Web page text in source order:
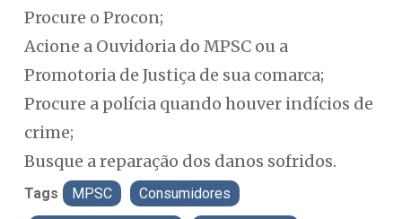
Procure o Procon;
Acione a Ouvidoria do MPSC ou a
Promotoria de Justiça de sua comarca;
Procure a polícia quando houver indícios de
crime;
Busque a reparação dos danos sofridos.
Tags MPSC Consumidores